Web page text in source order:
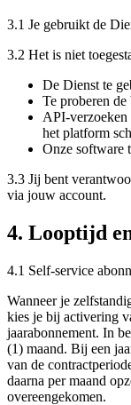
3.1 Je gebruikt de
3.2 Het is niet
De Dienst te
Te proberen
API-verzoeken
het platform
Onze software
3.3 Jij bent
via jouw account.
4. Looptijd
4.1 Self-service
Wanneer je
kies je bij activering
jaarabonnement. In
(1) maand. Bij een
van de
daarna per maand
overeengekomen.